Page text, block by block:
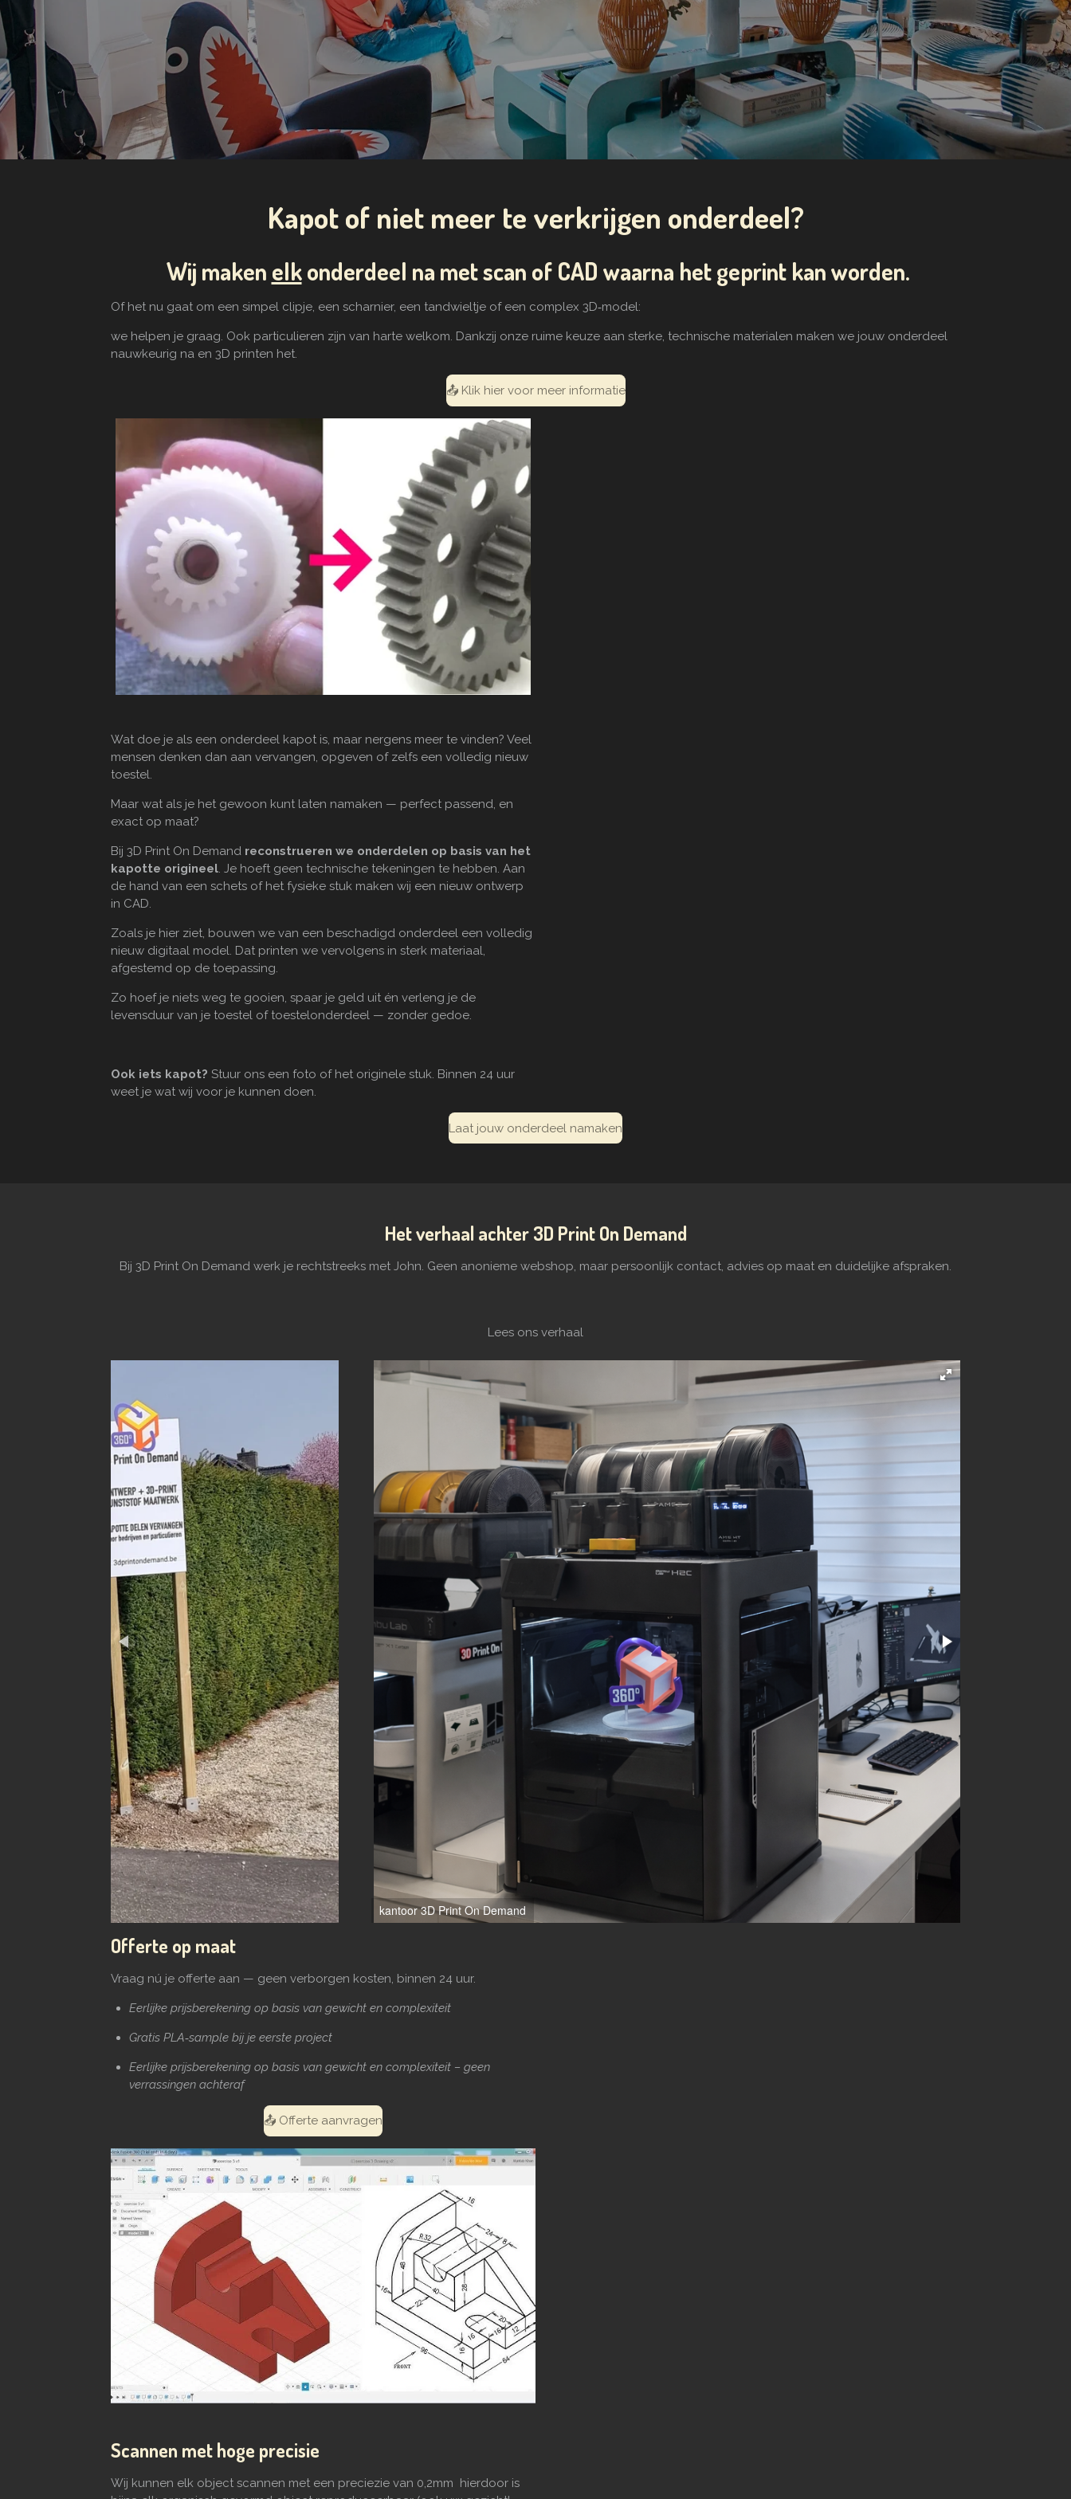
Kapot of niet meer te verkrijgen onderdeel?
Wij maken elkonderdeel na met scan of CAD waarna het geprint kan worden.
Of het nu gaat om een simpel clipje, een scharnier, een tandwieltje of een complex 3D‑model:
we helpen je graag. Ook particulieren zijn van harte welkom. Dankzij onze ruime keuze aan sterke, technische materialen maken we jouw onderdeel
nauwkeurig na en 3D printen het.
📤 Klik hier voor meer informatie
Wat doe je als een onderdeel kapot is, maar nergens meer te vinden? Veel
mensen denken dan aan vervangen, opgeven of zelfs een volledig nieuw
toestel.
Maar wat als je het gewoon kunt laten namaken — perfect passend, en
exact op maat?
Bij 3D Print On Demand reconstrueren we onderdelen op basis van het
kapotte origineel. Je hoeft geen technische tekeningen te hebben. Aan
de hand van een schets of het fysieke stuk maken wij een nieuw ontwerp
in CAD.
Zoals je hier ziet, bouwen we van een beschadigd onderdeel een volledig
nieuw digitaal model. Dat printen we vervolgens in sterk materiaal,
afgestemd op de toepassing.
Zo hoef je niets weg te gooien, spaar je geld uit én verleng je de
levensduur van je toestel of toestelonderdeel — zonder gedoe.
Ook iets kapot? Stuur ons een foto of het originele stuk. Binnen 24 uur
weet je wat wij voor je kunnen doen.
Laat jouw onderdeel namaken
Het verhaal achter 3D Print On Demand
Bij 3D Print On Demand werk je rechtstreeks met John. Geen anonieme webshop, maar persoonlijk contact, advies op maat en duidelijke afspraken.
Lees ons verhaal
kantoor 3D Print On Demand
Offerte op maat
Vraag nú je offerte aan — geen verborgen kosten, binnen 24 uur.
Eerlijke prijsberekening op basis van gewicht en complexiteit
Gratis PLA‑sample bij je eerste project
Eerlijke prijsberekening op basis van gewicht en complexiteit – geen
verrassingen achteraf
📤 Offerte aanvragen
Scannen met hoge precisie
Wij kunnen elk object scannen met een preciezie van 0,2mm hierdoor is